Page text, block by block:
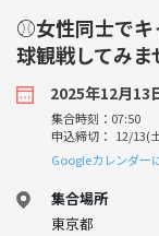
⚾︎女性同士で
球観戦してみ
2025年12月13
集合時刻：07:50
申込締切： 12/13(
Googleカレンダー
集合場所
東京都